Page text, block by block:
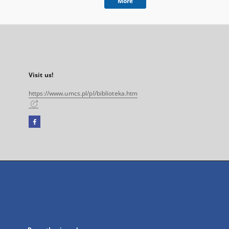
Visit us!
https://www.umcs.pl/pl/biblioteka.htm
Facebook
open